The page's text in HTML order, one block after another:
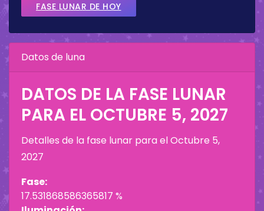
FASE LUNAR DE HOY
Datos de luna
DATOS DE LA FASE LUNAR
PARA EL OCTUBRE 5, 2027
Detalles de la fase lunar para elOctubre 5,
2027
Fase:
17.531868586365817 %